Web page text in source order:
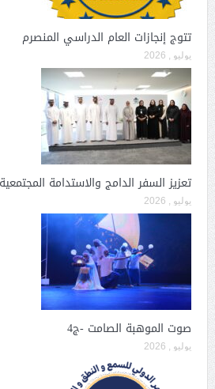
تتوج إنجازات العام الدراسي المنصرم
يوليو , 2026
تعزيز السفر الدامج والاستدامة
يوليو , 2026
صوت الموهبة الصامت -ج4
يوليو , 2026